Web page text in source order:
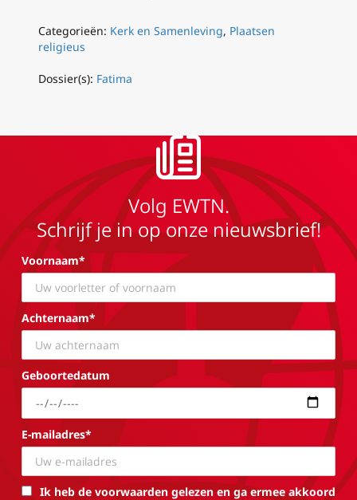
Categorieën: Kerk en Samenleving, Plaatsen
religieus
Dossier(s): Fatima
Volg EWTN.
Schrijf je in op onze nieuwsbrief!
Voornaam*
Achternaam*
Geboortedatum
E-mailadres*
Ik heb de voorwaarden gelezen en ga ermee akkoord